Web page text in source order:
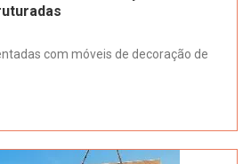
com móveis de decoração de